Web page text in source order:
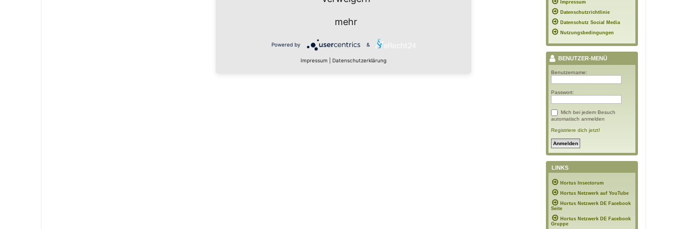
Impressum
Datenschutzrichtlinie
Datenschutz Social Media
Nutzungsbedingungen
BENUTZER-MENÜ
Benutzername:
Passwort:
Mich bei jedem Besuch
automatisch anmelden
Registriere dich jetzt!
LINKS
Hortus Insectorum
Hortus Netzwerk auf YouTube
Hortus Netzwerk DE Facebook
Seite
Hortus Netzwerk DE Facebook
Gruppe
mehr
Powered by &
Impressum Datenschutzerklärung